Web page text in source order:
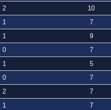
2 10
1 7
1 9
0 7
1 5
0 7
2 7
1 7